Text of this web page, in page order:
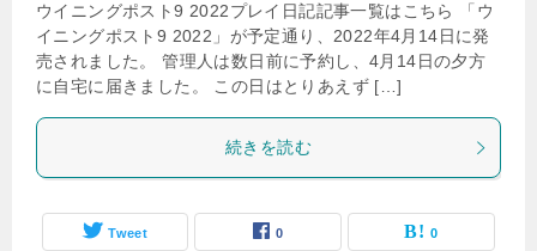
ウイニングポスト9 2022プレイ日記記事一覧はこちら 「ウ
イニングポスト9 2022」が予定通り、2022年4月14日に発
売されました。 管理人は数日前に予約し、4月14日の夕方
に自宅に届きました。 この日はとりあえず […]
続きを読む
Tweet 0 0